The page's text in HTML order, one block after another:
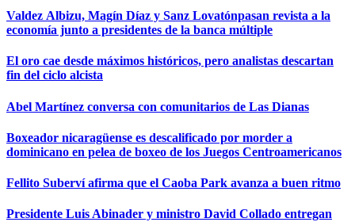
Valdez Albizu, Magín Díaz y Sanz Lovatónpasan revista a la
economía junto a presidentes de la banca múltiple
El oro cae desde máximos históricos, pero analistas descartan
fin del ciclo alcista
Abel Martínez conversa con comunitarios de Las Dianas
Boxeador nicaragüense es descalificado por morder a
dominicano en pelea de boxeo de los Juegos Centroamericanos
Fellito Suberví afirma que el Caoba Park avanza a buen ritmo
Presidente Luis Abinader y ministro David Collado entregan